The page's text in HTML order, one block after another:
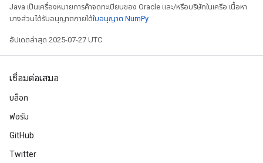
Java เป็นเครื่องหมายการค้าจดทะเบียนของ Oracle และ/หรือบริษัทในเครือ เนื้อหา
บางส่วนได้รับอนุญาตภายใต้ใบอนุญาต NumPy
อัปเดตล่าสุด 2025-07-27 UTC
เชื่อมต่อเสมอ
บล็อก
ฟอรัม
GitHub
Twitter